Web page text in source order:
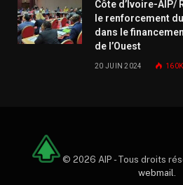
Côte d’Ivoire-AIP/
le renforcement
dans le
de l’Ouest
20 JUIN 2024
© 2026 AIP - Tous droits
webmail